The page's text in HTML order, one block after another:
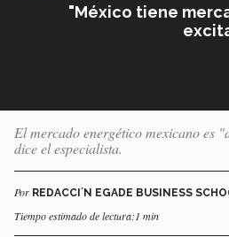
"México tiene
El mercado energético mexicano es
dice el especialista.
Por REDACCI´N EGADE BUSINESS
Tiempo estimado de lectura:1 min